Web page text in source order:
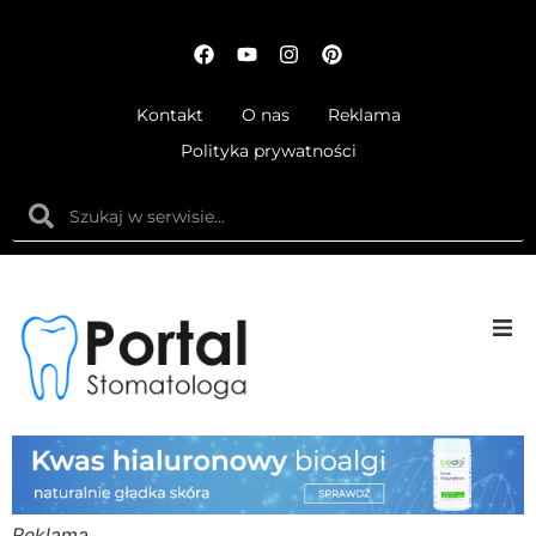
Kontakt O nas
Reklama
Polityka prywatności